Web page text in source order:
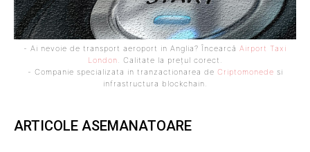
- Ai nevoie de transport aeroport in Anglia? Încearcă Airport Taxi
London . Calitate la prețul corect.
- Companie specializata in tranzactionarea de Criptomonede si
infrastructura blockchain.
ARTICOLE ASEMANATOARE